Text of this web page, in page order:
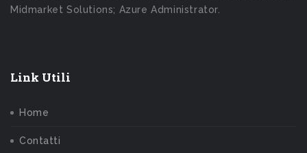
Midmarket Solutions; Azure Administrator.
Link Utili
Home
Contatti